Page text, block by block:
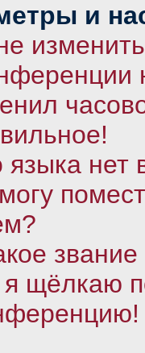
и
нет
я щёлкаю